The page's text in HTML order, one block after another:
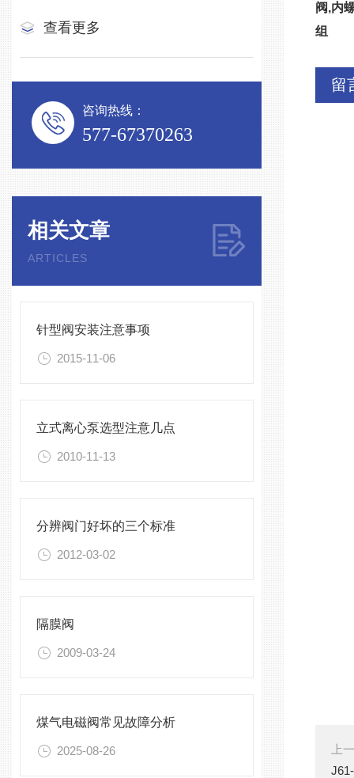
查看更多
咨询热线：
577-67370263
相关文章
ARTICLES
针型阀安装注意事项
2015-11-06
立式离心泵选型注意几点
2010-11-13
分辨阀门好坏的三个标准
2012-03-02
隔膜阀
2009-03-24
煤气电磁阀常见故障分析
2025-08-26
阀,内
组
留
上